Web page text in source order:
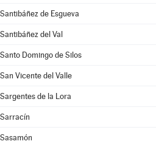
Santibáñez de Esgueva
Santibáñez del Val
Santo Domingo de Silos
San Vicente del Valle
Sargentes de la Lora
Sarracín
Sasamón